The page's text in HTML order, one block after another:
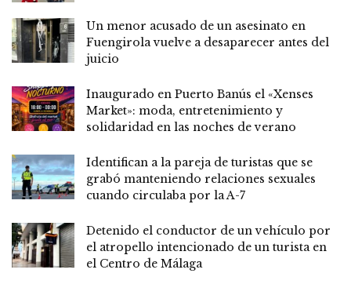
Un menor acusado de un asesinato en
Fuengirola vuelve a desaparecer antes del
juicio
Inaugurado en Puerto Banús el «Xenses
Market»: moda, entretenimiento y
solidaridad en las noches de verano
Identifican a la pareja de turistas que se
grabó manteniendo relaciones sexuales
cuando circulaba por la A-7
Detenido el conductor de un vehículo por
el atropello intencionado de un turista en
el Centro de Málaga